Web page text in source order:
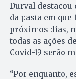
Durval destacou
da pasta em
próximos dias,
todas as ações
Covid-19 serão
“Por enquanto,